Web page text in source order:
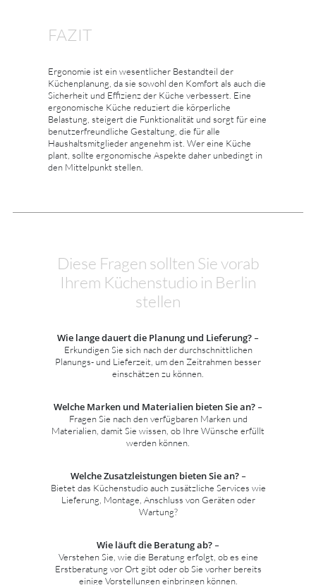
FAZIT
Ergonomie ist ein wesentlicher Bestandteil der
Küchenplanung, da sie sowohl den Komfort als auch die
Sicherheit und Effizienz der Küche verbessert. Eine
ergonomische Küche reduziert die körperliche
Belastung, steigert die Funktionalität und sorgt für eine
benutzerfreundliche Gestaltung, die für alle
Haushaltsmitglieder angenehm ist. Wer eine Küche
plant, sollte ergonomische Aspekte daher unbedingt in
den Mittelpunkt stellen.
Diese Fragen sollten Sie vorab
Ihrem Küchenstudio in Berlin
stellen
Wie lange dauert die Planung und Lieferung? –
Erkundigen Sie sich nach der durchschnittlichen
Planungs- und Lieferzeit, um den Zeitrahmen besser
einschätzen zu können.
Welche Marken und Materialien bieten Sie an? –
Fragen Sie nach den verfügbaren Marken und
Materialien, damit Sie wissen, ob Ihre Wünsche erfüllt
werden können.
Welche Zusatzleistungen bieten Sie an?–
Bietet das Küchenstudio auch zusätzliche Services wie
Lieferung, Montage, Anschluss von Geräten oder
Wartung?
Wie läuft die Beratung ab? –
Verstehen Sie, wie die Beratung erfolgt, ob es eine
Erstberatung vor Ort gibt oder ob Sie vorher bereits
einige Vorstellungen einbringen können.